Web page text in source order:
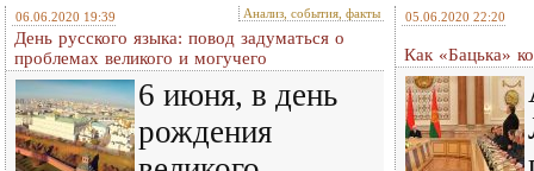
06.06.2020 19:39 Анализ, события, факты
День русского языка: повод задуматься о
проблемах великого и могучего
6 июня, в день
рождения
05.06.2020 22:20
Как «Бацька»